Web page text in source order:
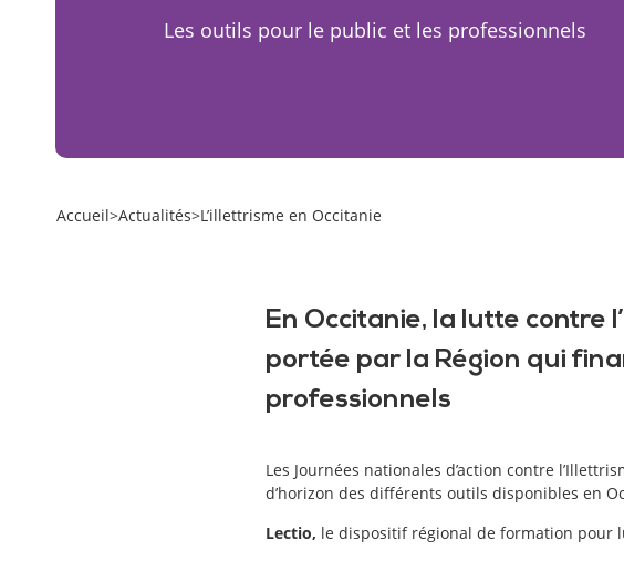
Les outils pour le public et les professionnels
Accueil>Actualités>L’illettrisme en Occitanie
En Occitanie, la lutte contre
portée par la Région qui
professionnels
Les Journées nationales d’action contre
d’horizon des différents outils disponibles en
Lectio, le dispositif régional de formation pour